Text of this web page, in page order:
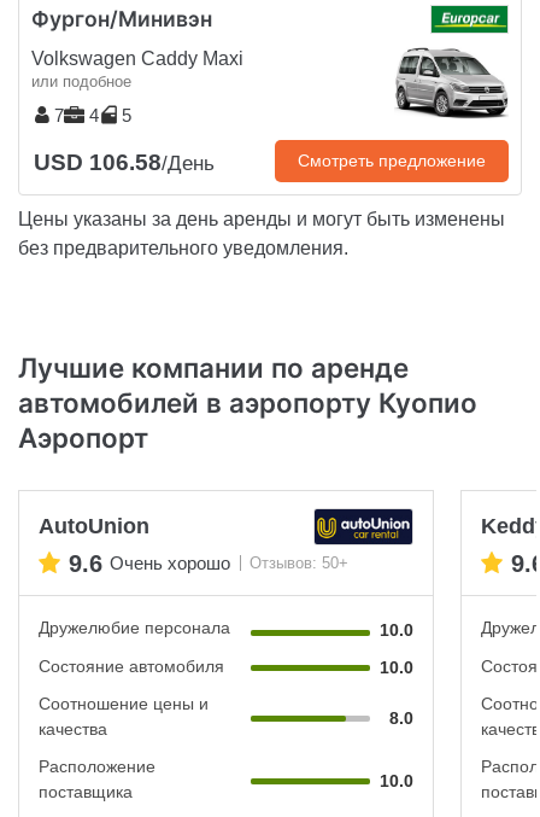
Фургон/Минивэн
Volkswagen Caddy Maxi
или подобное
7 4 5
USD 106.58/День Смотреть предложение
Цены указаны за день аренды и могут быть изменены
без предварительного уведомления.
Лучшие компании по аренде
автомобилей в аэропорту Куопио
Аэропорт
AutoUnion
9.6 Очень хорошо Отзывов: 50+
Дружелюбие персонала
10.0
Состояние автомобиля
10.0
Соотношение цены и
качества
8.0
Расположение
поставщика
10.0